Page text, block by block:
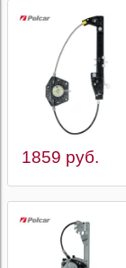
1859 руб.